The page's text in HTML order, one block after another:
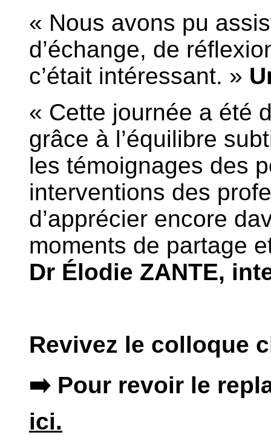
« Nous avons pu
d’échange, de
c’était intéressant. »
« Cette journée a été
grâce à l’équilibre
les témoignages des
interventions des
d’apprécier encore
moments de partage
Dr Élodie ZANTE,
Revivez le colloque
➡️ Pour revoir le
ici.